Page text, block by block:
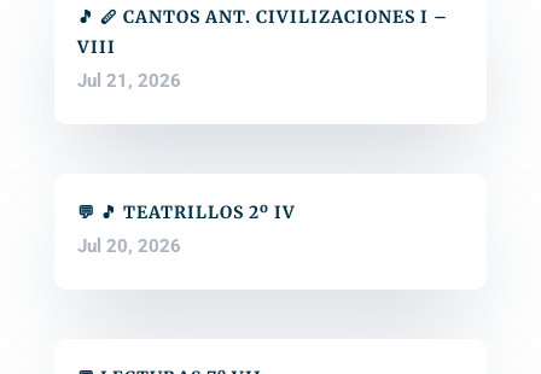
🎵 🪈 CANTOS ANT. CIVILIZACIONES I –
VIII
Jul 21, 2026
💬 🎵 TEATRILLOS 2º IV
Jul 20, 2026